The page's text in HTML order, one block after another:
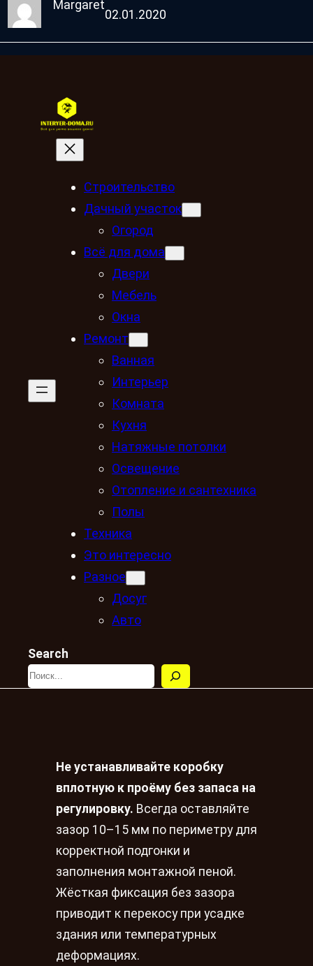
Margaret
02.01.2020
Строительство
Дачный участок
Огород
Всё для дома
Двери
Мебель
Окна
Ремонт
Ванная
Интерьер
Комната
Кухня
Натяжные потолки
Освещение
Отопление и сантехника
Полы
Техника
Это интересно
Разное
Досуг
Авто
Search
Не устанавливайте коробку
вплотную к проёму без запаса на
регулировку. Всегда оставляйте
зазор 10–15 мм по периметру для
корректной подгонки и
заполнения монтажной пеной.
Жёсткая фиксация без зазора
приводит к перекосу при усадке
здания или температурных
деформациях.